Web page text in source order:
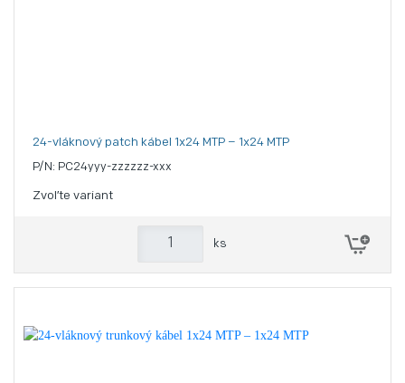
24-vláknový patch kábel 1x24 MTP – 1x24 MTP
P/N: PC24yyy-zzzzzz-xxx
Zvoľte variant
ks